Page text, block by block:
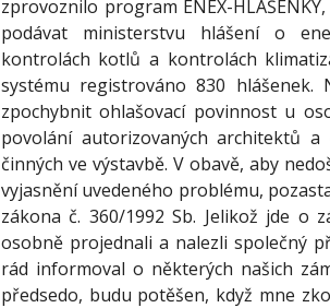
I
G
A
C
E
-
H
L
Á
Š
E
N
K
Y
zprovoznilo program ENEX-
podávat ministerstvu hlášení o
kontrolách kotlů a kontrolách
systému registrováno 830 hlášenek.
zpochybnit ohlašovací povinnost u
povolání autorizovaných architektů
činných ve výstavbě. V obavě, aby
vyjasnění uvedeného problému,
zákona č. 360/1992 Sb. Jelikož jde o
osobně projednali a nalezli společný
rád informoval o některých našich
předsedo, budu potěšen, když mne